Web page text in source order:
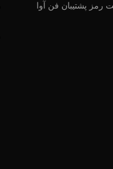
رمز پشتیبان فن آوا